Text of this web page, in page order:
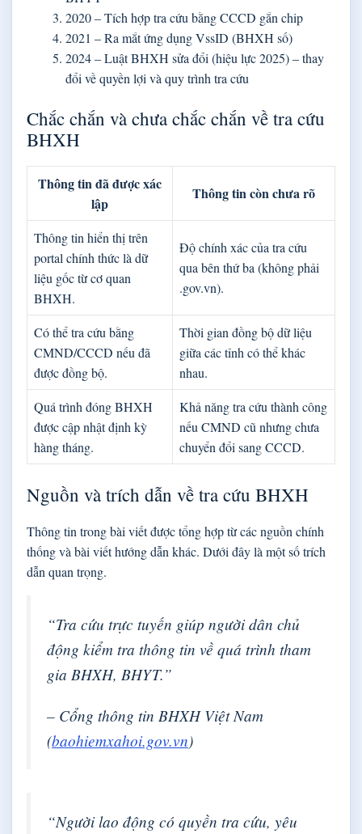
2020– Tích hợp tra cứu bằng CCCD gắn chip
2021 – Ra mắt ứng dụng VssID (BHXH số)
2024– Luật BHXH sửa đổi (hiệu lực 2025) – thay
đổi về quyền lợi và quy trình tra cứu
Chắc chắn và chưa chắc chắn về tra cứu
BHXH
Thông tin đã được xác
lập
Thông tin còn chưa rõ
Thông tin hiển thị trên
portal chính thức là dữ
liệu gốc từ cơ quan
BHXH.
Độ chính xác của tra cứu
qua bên thứ ba (không phải
.gov.vn).
Có thể tra cứu bằng
CMND/CCCD nếu đã
được đồng bộ.
Thời gian đồng bộ dữ liệu
giữa các tỉnh có thể khác
nhau.
Quá trình đóng BHXH
được cập nhật định kỳ
hàng tháng.
Khả năng tra cứu thành công
nếu CMND cũ nhưng chưa
chuyển đổi sang CCCD.
Nguồn và trích dẫn về tra cứu BHXH
Thông tin trong bài viết được tổng hợp từ các nguồn chính
thống và bài viết hướng dẫn khác. Dưới đây là một số trích
dẫn quan trọng.
“Tra cứu trực tuyến giúp người dân chủ
động kiểm tra thông tin về quá trình tham
gia BHXH, BHYT.”
– Cổng thông tin BHXH Việt Nam
(baohiemxahoi.gov.vn)
“Người lao động có quyền tra cứu, yêu